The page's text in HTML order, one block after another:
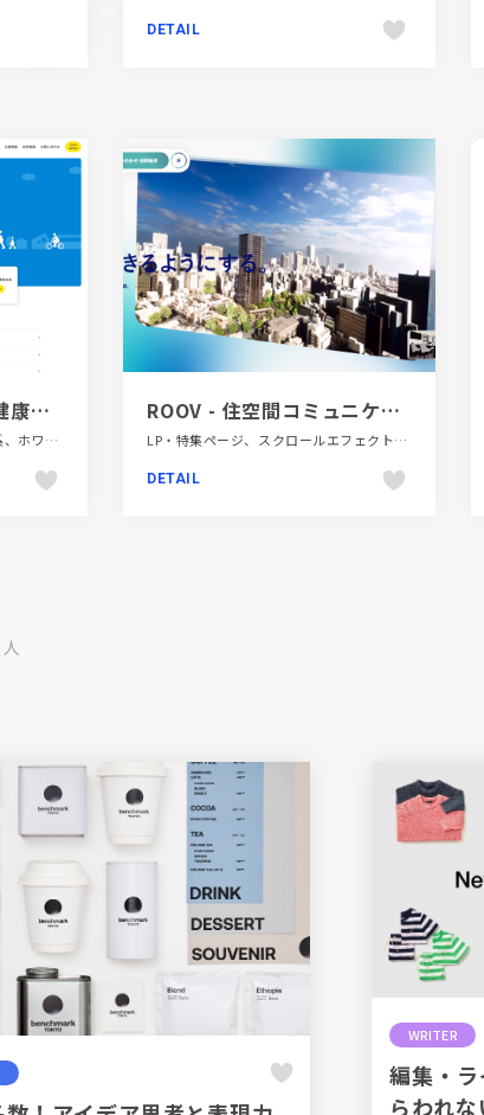
DETAIL
まちほけ薬局| お薬・健康のご相談もできる「街の保健室(まちほけ)」です。
イエロー系、シンプル、ブルー系、ホワイト系、医療・ヘルスケア、施設・店舗サイト
ROOV - 住空間コミュニケーション・プラットフォーム
LP・特集ページ、スクロールエフェクト、タイポグラフィー、ダイナミック、ブランド・サービスサイト、ブルー系、モーション多め、動画が流れる、建設・住宅・不動産
DETAIL
WRITER
編集・
らわれ